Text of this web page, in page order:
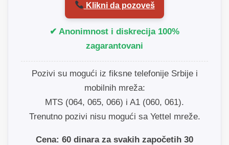
Klikni da pozoveš
✔ Anonimnost i diskrecija 100%
zagarantovani
Pozivi su mogući iz fiksne telefonije Srbije i
mobilnih mreža:
MTS (064, 065, 066) i A1 (060, 061).
Trenutno pozivi nisu mogući sa Yettel mreže.
Cena: 60 dinara za svakih započetih 30